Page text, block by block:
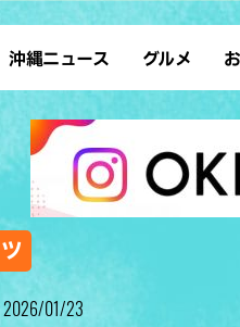
沖縄ニュース グルメ
ラーメン
テイクアウト
すし・魚料理
2026/01/23